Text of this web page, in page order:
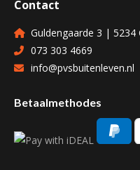
Contact
Guldengaarde 3 | 5234
073 303 4669
info@pvsbuitenleven.nl
Betaalmethodes